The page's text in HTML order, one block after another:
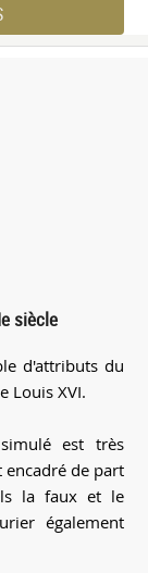
siècle
d'attributs du
Louis XVI.
est très
de part
la faux et le
également